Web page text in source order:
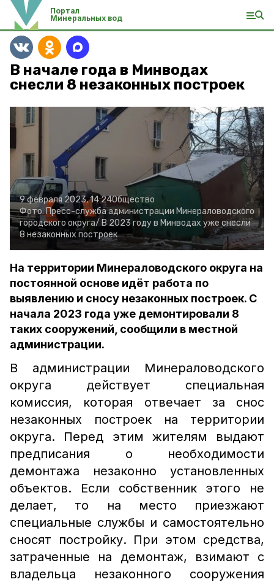
Портал
Минеральных вод
В начале года в Минводах
снесли 8 незаконных построек
9 февраля 2023, 14:24Общество
Фото:Пресс-служба администрации Минераловодского
городского округа/ В 2023 году в Минводах уже снесли
8 незаконных построек
На территории Минераловодского округа на
постоянной основе идёт работа по
выявлению и сносу незаконных построек. С
начала 2023 года уже демонтировали 8
таких сооружений, сообщили в местной
администрации.
В администрации Минераловодского
округа действует специальная
комиссия, которая отвечает за снос
незаконных построек на территории
округа. Перед этим жителям выдают
предписания о необходимости
демонтажа незаконно установленных
объектов. Если собственник этого не
делает, то на место приезжают
специальные службы и самостоятельно
сносят постройку. При этом средства,
затраченные на демонтаж, взимают с
владельца незаконного сооружения